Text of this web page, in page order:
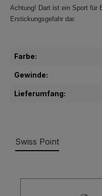
Achtung! Dart ist ein Sport für
Erstickungsgefahr dar.
Farbe:
Gewinde:
Lieferumfang:
Swiss Point